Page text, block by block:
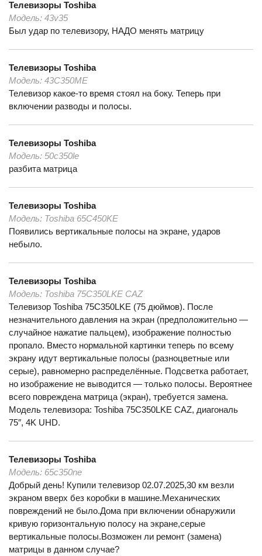
Телевизоры Toshiba
Модель: 43v35
Был удар по телевизору, НАДО менять матрицу
Телевизоры Toshiba
Модель: 43C350ME
Телевизор какое-то время стоял на боку. Теперь при
включении разводы и полосы.
Телевизоры Toshiba
Модель: 50c350le
разбита матрица
Телевизоры Toshiba
Модель: Toshiba 65C450KE
Появились вертикальные полосы на экране, ударов
небыло.
Телевизоры Toshiba
Модель: Toshiba 75C350LKE CAZ
Телевизор Toshiba 75C350LKE (75 дюймов). После
незначительного давления на экран (предположительно —
случайное нажатие пальцем), изображение полностью
пропало. Вместо нормальной картинки теперь по всему
экрану идут вертикальные полосы (разноцветные или
серые), равномерно распределённые. Подсветка работает,
но изображение не выводится — только полосы. Вероятнее
всего повреждена матрица (экран), требуется замена.
Модель телевизора: Toshiba 75C350LKE CAZ, диагональ
75″, 4K UHD.
Телевизоры Toshiba
Модель: 65с350ne
Добрый день! Купили телевизор 02.07.2025,30 км везли
экраном вверх без коробки в машине.Механических
повреждений не было.Дома при включении обнаружили
кривую горизонтальную полосу на экране,серые
вертикальные полосы.Возможен ли ремонт (замена)
матрицы в данном случае?